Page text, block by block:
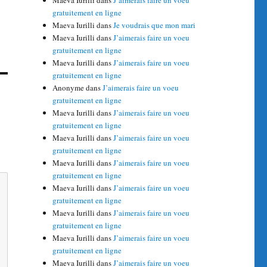
gratuitement en ligne
Maeva Iurilli dansJe voudrais que mon mari
Maeva Iurilli dansJ’aimerais faire un voeu
gratuitement en ligne
Maeva Iurilli dansJ’aimerais faire un voeu
gratuitement en ligne
AnonymedansJ’aimerais faire un voeu
gratuitement en ligne
Maeva Iurilli dansJ’aimerais faire un voeu
gratuitement en ligne
Maeva Iurilli dansJ’aimerais faire un voeu
gratuitement en ligne
Maeva Iurilli dansJ’aimerais faire un voeu
gratuitement en ligne
Maeva Iurilli dansJ’aimerais faire un voeu
gratuitement en ligne
Maeva Iurilli dansJ’aimerais faire un voeu
gratuitement en ligne
Maeva Iurilli dansJ’aimerais faire un voeu
gratuitement en ligne
Maeva Iurilli dansJ’aimerais faire un voeu